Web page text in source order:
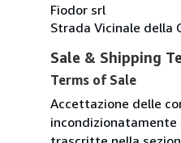
Fiodor srl
Strada Vicinale della
Sale & Shipping
Terms of Sale
Accettazione delle
incondizionatamente